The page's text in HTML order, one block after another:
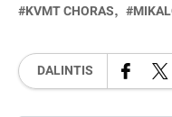
KVMT CHORAS
DALINTIS